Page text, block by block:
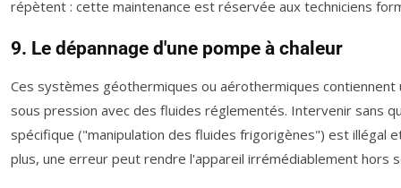
répètent : cette maintenance est réservée aux techniciens
9. Le dépannage d'une pompe à chaleur
Ces systèmes géothermiques ou aérothermiques contiennent
sous pression avec des fluides réglementés. Intervenir sans
spécifique ("manipulation des fluides frigorigènes") est illégal
plus, une erreur peut rendre l'appareil irrémédiablement hors